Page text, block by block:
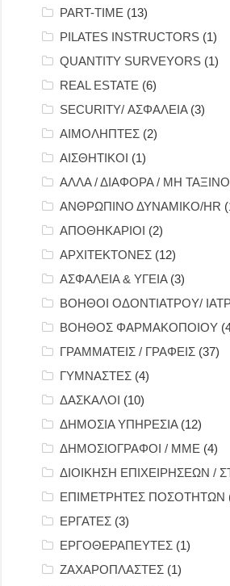
PART-TIME (13)
PILATES INSTRUCTORS (1)
QUANTITY SURVEYORS (1)
REAL ESTATE (6)
SECURITY/ ΑΣΦΑΛΕΙΑ(3)
ΑΙΜΟΛΗΠΤΕΣ (2)
ΑΙΣΘΗΤΙΚΟΙ (1)
ΑΛΛΑ / ΔΙΑΦΟΡΑ / ΜΗ
ΑΝΘΡΩΠΙΝΟ ΔΥΝΑΜΙΚΟ/HR
ΑΠΟΘΗΚΑΡΙΟΙ (2)
ΑΡΧΙΤΕΚΤΟΝΕΣ (12)
ΑΣΦΑΛΕΙΑ & ΥΓΕΙΑ(3)
ΒΟΗΘΟΙ ΟΔΟΝΤΙΑΤΡΟΥ/
ΒΟΗΘΟΣ ΦΑΡΜΑΚΟΠΟΙΟΥ
ΓΡΑΜΜΑΤΕΙΣ / ΓΡΑΦΕΙΣ (37)
ΓΥΜΝΑΣΤΕΣ (4)
ΔΑΣΚΑΛΟΙ (10)
ΔΗΜΟΣΙΑ ΥΠΗΡΕΣΙΑ(12)
ΔΗΜΟΣΙΟΓΡΑΦΟΙ / ΜΜΕ (4)
ΔΙΟΙΚΗΣΗ ΕΠΙΧΕΙΡΗΣΕΩΝ /
ΕΠΙΜΕΤΡΗΤΕΣ ΠΟΣΟΤΗΤΩΝ
ΕΡΓΑΤΕΣ (3)
ΕΡΓΟΘΕΡΑΠΕΥΤΕΣ (1)
ΖΑΧΑΡΟΠΛΑΣΤΕΣ (1)